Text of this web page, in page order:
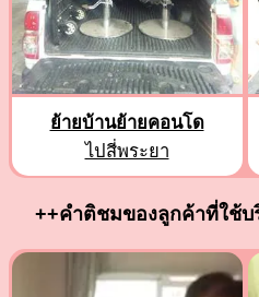
ย้ายบ้านย้ายคอนโด
ไปสี่พระยา
++คำติชมของลูกค้าที่ใช้บ